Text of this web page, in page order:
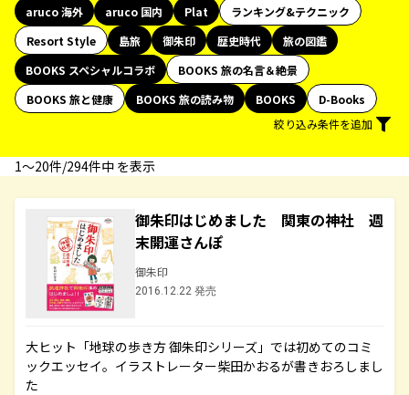
aruco 海外
aruco 国内 Plat
ランキング&テクニック
Resort Style
島旅 御朱印 歴史時代
旅の図鑑
BOOKS スペシャルコラボ
BOOKS 旅の名言＆絶景
BOOKS 旅と健康
BOOKS 旅の読み物 BOOKS
D-Books
絞り込み条件を追加
1〜20件/294件中 を表示
御朱印はじめました 関東の神社 週
末開運さんぽ
御朱印
2016.12.22 発売
大ヒット「地球の歩き方 御朱印シリーズ」では初めてのコミ
ックエッセイ。イラストレーター柴田かおるが書きおろしまし
た